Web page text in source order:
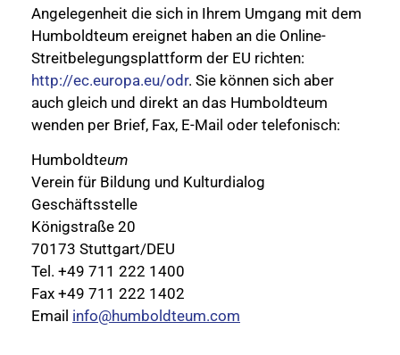
Angelegenheit die sich in Ihrem Umgang mit dem
Humboldteum ereignet haben an die Online-
Streitbelegungsplattform der EU richten:
http://ec.europa.eu/odr. Sie können sich aber
auch gleich und direkt an das Humboldteum
wenden per Brief, Fax, E-Mail oder telefonisch:
Humboldteum
Verein für Bildung und Kulturdialog
Geschäftsstelle
Königstraße 20
70173 Stuttgart/DEU
Tel. +49 711 222 1400
Fax +49 711 222 1402
Email info@humboldteum.com